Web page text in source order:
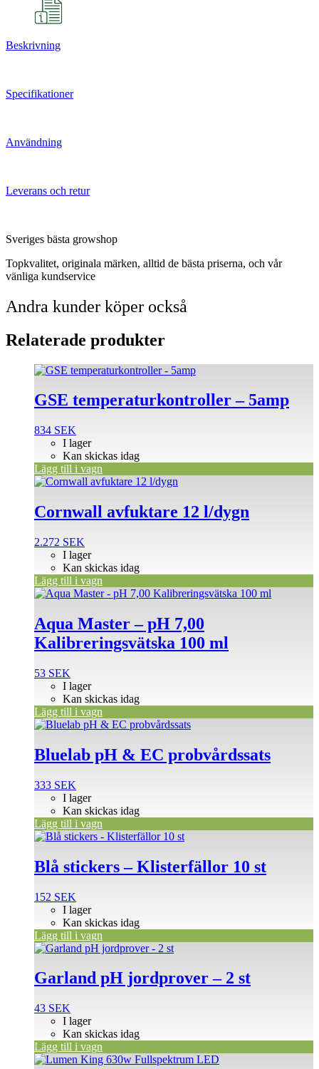
Beskrivning
Specifikationer
Användning
Leverans och retur
Sveriges bästa growshop
Topkvalitet, originala märken, alltid de bästa priserna, och vår
vänliga kundservice
Andra kunder köper också
Relaterade produkter
GSE temperaturkontroller – 5amp
834 SEK
I lager
Kan skickas idag
Lägg till i vagn
Cornwall avfuktare 12 l/dygn
2.272 SEK
I lager
Kan skickas idag
Lägg till i vagn
Aqua Master – pH 7,00
Kalibreringsvätska 100 ml
53 SEK
I lager
Kan skickas idag
Lägg till i vagn
Bluelab pH & EC probvårdssats
333 SEK
I lager
Kan skickas idag
Lägg till i vagn
Blå stickers – Klisterfällor 10 st
152 SEK
I lager
Kan skickas idag
Lägg till i vagn
Garland pH jordprover – 2 st
43 SEK
I lager
Kan skickas idag
Lägg till i vagn